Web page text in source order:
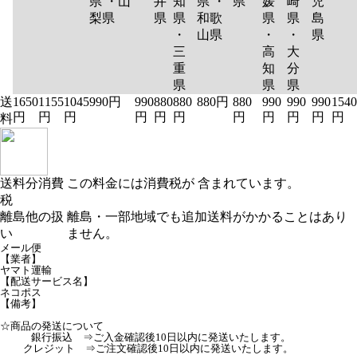
梨県
県 県
・
三
重
県
和歌
山県
県
・
高
知
県
県
・
大
分
県
島
県
送
料
1650
円
1155
円
1045
円
990円
990
円
880
円
880
円
880円 880
円
990
円
990
円
990
円
1540
円
送料分消費
税
この料金には消費税が 含まれています。
離島他の扱
い
離島・一部地域でも追加送料がかかることはあり
ません。
メール便
【業者】
ヤマト運輸
【配送サービス名】
ネコポス
【備考】
☆商品の発送について
銀行振込 ⇒ご入金確認後10日以内に発送いたします。
クレジット ⇒ご注文確認後10日以内に発送いたします。